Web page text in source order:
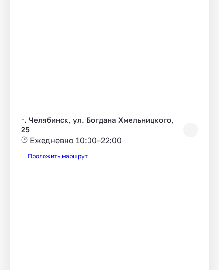
г. Челябинск, ул. Богдана Хмельницкого,
25
Ежедневно 10:00–22:00
Проложить маршрут